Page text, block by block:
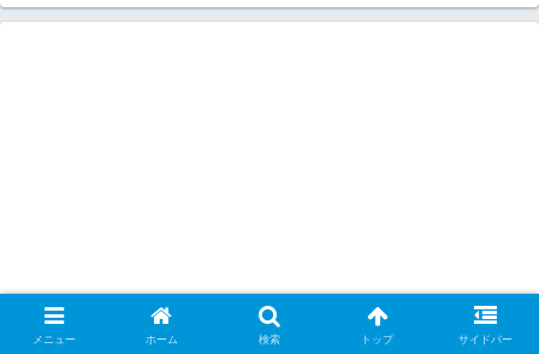
メニュー ホーム 検索 トップ サイドバー